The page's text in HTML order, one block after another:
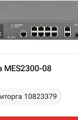
MES2300-08
10823379